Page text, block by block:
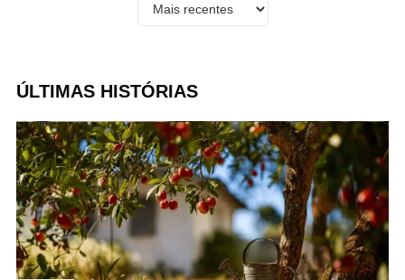
ÚLTIMAS HISTÓRIAS